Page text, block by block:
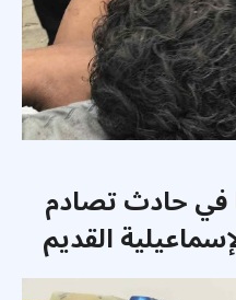
20 مصابًا في حادث تصادم
القديم